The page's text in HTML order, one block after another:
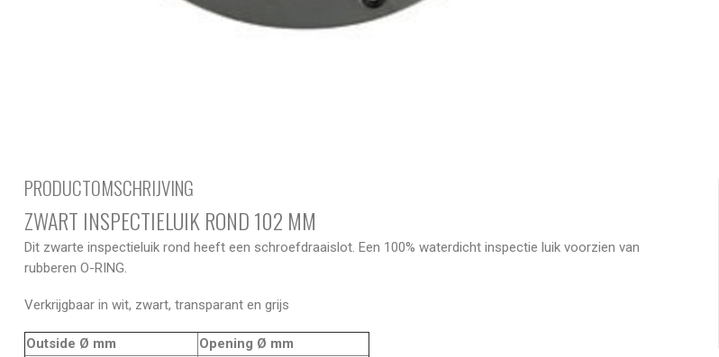
PRODUCTOMSCHRIJVING
ZWART INSPECTIELUIK ROND 102 MM
Dit zwarte inspectieluik rond heeft een schroefdraaislot. Een 100% waterdicht inspectie luik voorzien van
rubberen O-RING.
Verkrijgbaar in wit, zwart, transparant en grijs
Outside Ø mm
Opening Ø mm